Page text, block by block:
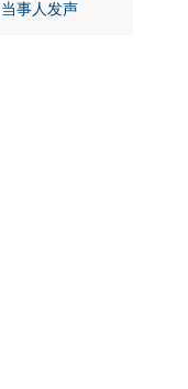
当事人发声